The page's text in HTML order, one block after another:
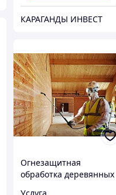
КАРАГАНДЫ ИНВЕСТ
Огнезащитная
обработка деревянных